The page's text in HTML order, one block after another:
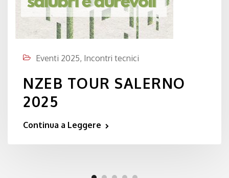
Eventi 2025, Incontri tecnici
NZEB TOUR SALERNO
2025
Continua a Leggere